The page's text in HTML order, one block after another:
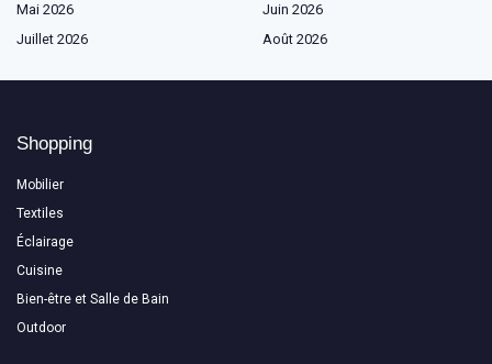
Mai 2026
Juin 2026
Juillet 2026
Août 2026
Shopping
Mobilier
Textiles
Éclairage
Cuisine
Bien-être et Salle de Bain
Outdoor